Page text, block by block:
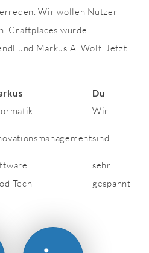
Wir wollen Nutzer
Craftplaces wurde
und Markus A. Wolf. Jetzt
Du
Wir
sind
sehr
Tech gespannt